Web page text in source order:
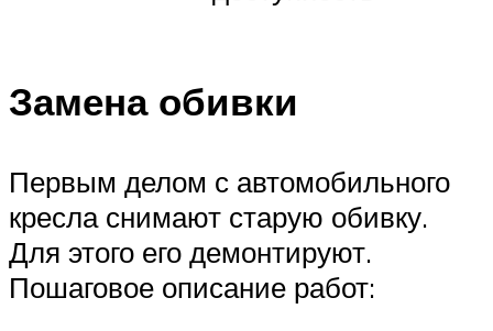
Замена обивки
Первым делом с автомобильного
кресла снимают старую обивку.
Для этого его демонтируют.
Пошаговое описание работ: